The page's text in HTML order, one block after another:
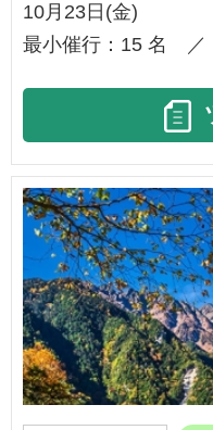
10月23日(金)
最小催行：15 名 ／